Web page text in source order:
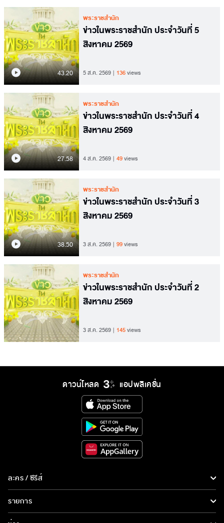
43.20
พระราชสำนัก
ข่าวในพระราชสำนัก ประจำวันที่ 5
สิงหาคม 2569
5 ส.ค. 2569 136views
27.58
พระราชสำนัก
ข่าวในพระราชสำนัก ประจำวันที่ 4
สิงหาคม 2569
4 ส.ค. 2569 49views
38.50
พระราชสำนัก
ข่าวในพระราชสำนัก ประจำวันที่ 3
สิงหาคม 2569
3 ส.ค. 2569 99views
พระราชสำนัก
ข่าวในพระราชสำนัก ประจำวันที่ 2
สิงหาคม 2569
3 ส.ค. 2569 145views
ดาวน์โหลด แอปพลิเคชั่น
ละคร / ซีรีส์
ละคร/ซีรีส์
ซีรีส์นานาชาติ
รายการ
รายการทั้งหมด